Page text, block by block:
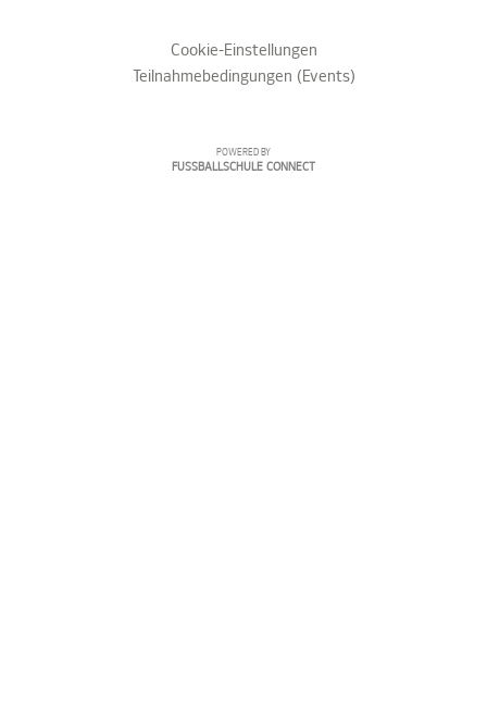
Cookie-Einstellungen
Teilnahmebedingungen (Events)
POWERED BY
FUSSBALLSCHULE CONNECT